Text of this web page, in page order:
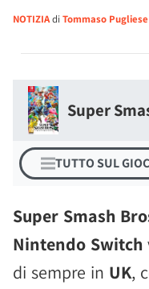
NOTIZIAdi Tommaso Pugliese
Super
TUTTO SUL
Super Smash
Nintendo Switch
di sempre in UK,